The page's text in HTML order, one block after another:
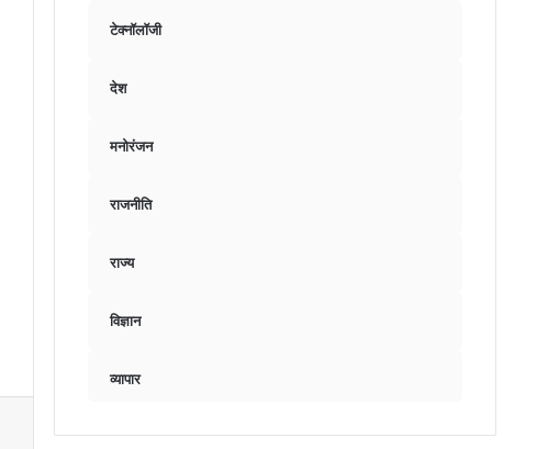
टेक्नॉलॉजी
देश
मनोरंजन
राजनीति
राज्य
विज्ञान
व्यापार